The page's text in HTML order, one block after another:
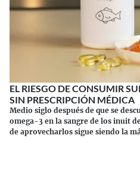
EL RIESGO DE CONSUMIR
SIN PRESCRIPCIÓN MÉDICA
Medio siglo después de que se
omega-3 en la sangre de los inuit
de aprovecharlos sigue siendo la